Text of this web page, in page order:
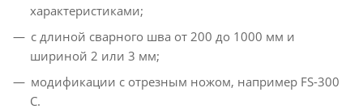
характеристиками;
с длиной сварного шва от 200 до 1000 мм и
шириной 2 или 3 мм;
модификации с отрезным ножом, например FS-300
C.